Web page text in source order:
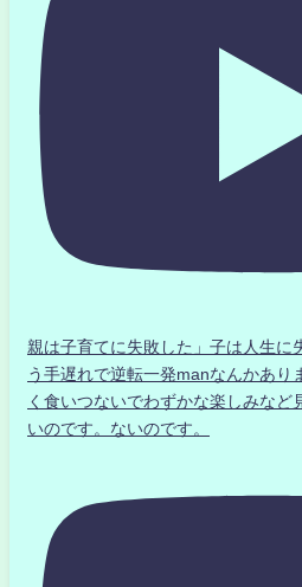
親は子育てに失敗した」子は人生に
う手遅れで逆転一発manなんかあり
く食いつないでわずかな楽しみなど
いのです。ないのです。